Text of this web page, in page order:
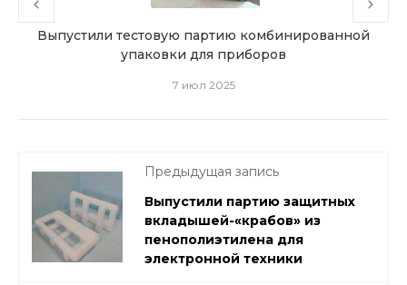
Выпустили тестовую партию комбинированной
упаковки для приборов
7 июл 2025
Предыдущая запись
Выпустили партию защитных
вкладышей-«крабов» из
пенополиэтилена для
электронной техники